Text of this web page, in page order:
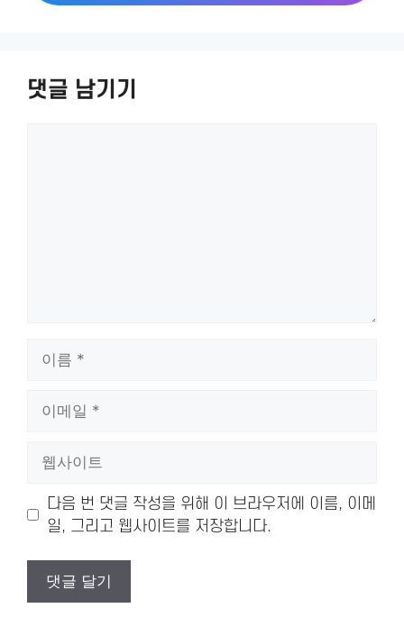
댓글 남기기
트
다음 번 댓글 작성을 위해 이 브라우저에 이름, 이메
일, 그리고 웹사이트를 저장합니다.